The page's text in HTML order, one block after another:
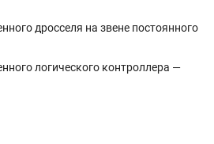
дросселя на звене постоянного
логического контроллера —